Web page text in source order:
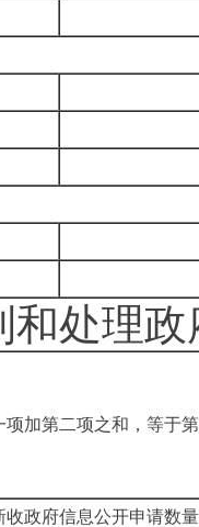
理政
项加第二项之和，等于
收政府信息公开申请数量